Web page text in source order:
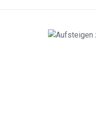
Bildergalerie